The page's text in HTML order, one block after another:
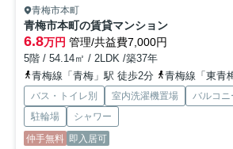
青梅市本町
青梅市本町の賃貸マンション
6.8万円 管理/共益費7,000円
5階 / 54.14㎡ / 2LDK /築37年
青梅線「青梅」駅 徒歩2分
青梅線「東青
バス・トイレ別 室内洗濯機置場 バルコニ
駐輪場
シャワー
仲手無料 即入居可